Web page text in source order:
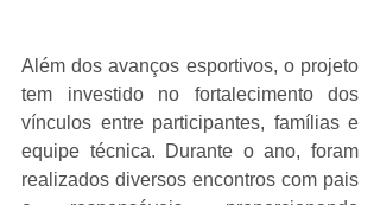
Além dos avanços esportivos, o projeto
tem investido no fortalecimento dos
vínculos entre participantes, famílias e
equipe técnica. Durante o ano, foram
realizados diversos encontros com pais